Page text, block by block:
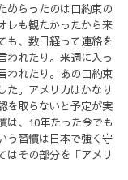
めらったのは口約束の
レも観たかったから来
も、数日経って連絡を
われたり。来週に入っ
われたり。あの口約束
。アメリカはかなり
を取らないと予定が実
は、10年たった今でも
う習慣は日本で強く守
はその部分を「アメリ